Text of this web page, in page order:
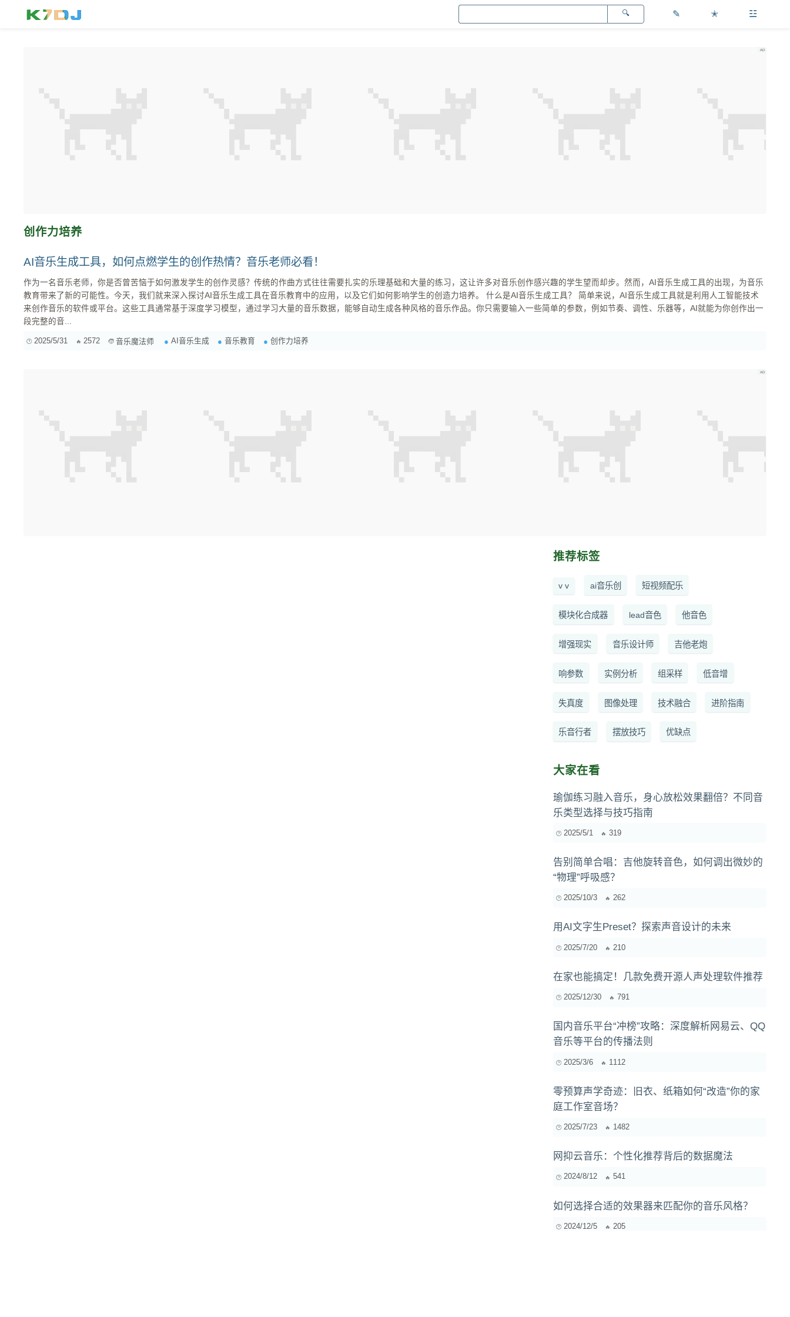
✎ ✭ ☳
创作力培养
AI音乐生成工具，如何点燃学生的创作热情？音乐老师必看！
作为一名音乐老师，你是否曾苦恼于如何激发学生的创作灵感？传统的作曲方式往往需要扎实的乐理基础和大量的练习，这让许多对音乐创作感兴趣的学生望而却步。然而，AI音乐生成工具的出现，为音乐
教育带来了新的可能性。今天，我们就来深入探讨AI音乐生成工具在音乐教育中的应用，以及它们如何影响学生的创造力培养。 什么是AI音乐生成工具？ 简单来说，AI音乐生成工具就是利用人工智能技术
来创作音乐的软件或平台。这些工具通常基于深度学习模型，通过学习大量的音乐数据，能够自动生成各种风格的音乐作品。你只需要输入一些简单的参数，例如节奏、调性、乐器等，AI就能为你创作出一
段完整的音...
2025/5/31 2572 音乐魔法师 AI音乐生成 音乐教育 创作力培养
推荐标签
v v ai音乐创 短视频配乐
模块化合成器 lead音色 他音色
增强现实 音乐设计师 吉他老炮
响参数 实例分析 组采样 低音增
失真度 图像处理 技术融合 进阶指南
乐音行者 摆放技巧 优缺点
大家在看
瑜伽练习融入音乐，身心放松效果翻倍？不同音
乐类型选择与技巧指南
2025/5/1 319
告别简单合唱：吉他旋转音色，如何调出微妙的
“物理”呼吸感？
2025/10/3 262
用AI文字生Preset？探索声音设计的未来
2025/7/20 210
在家也能搞定！几款免费开源人声处理软件推荐
2025/12/30 791
国内音乐平台“冲榜”攻略：深度解析网易云、QQ
音乐等平台的传播法则
2025/3/6 1112
零预算声学奇迹：旧衣、纸箱如何“改造”你的家
庭工作室音场？
2025/7/23 1482
网抑云音乐：个性化推荐背后的数据魔法
2024/8/12 541
如何选择合适的效果器来匹配你的音乐风格？
2024/12/5 205